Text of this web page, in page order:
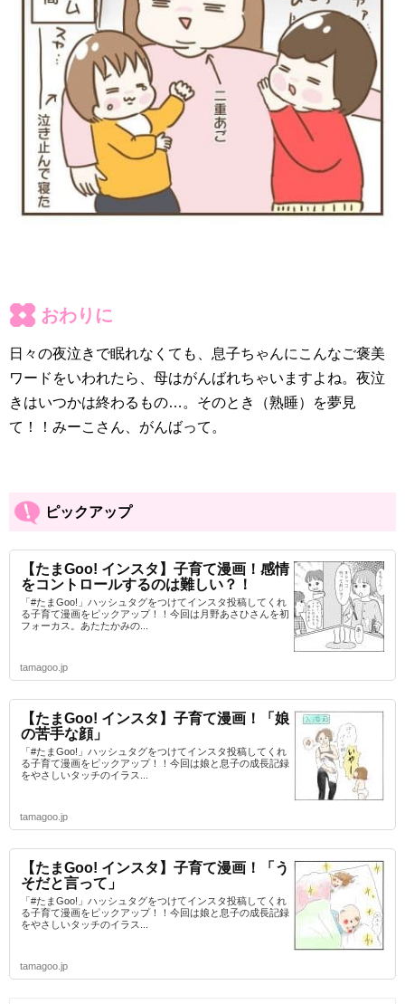
おわりに
日々の夜泣きで眠れなくても、息子ちゃんにこんなご褒美
ワードをいわれたら、母はがんばれちゃいますよね。夜泣
きはいつかは終わるもの…。そのとき（熟睡）を夢見
て！！みーこさん、がんばって。
ピックアップ
【たまGoo! インスタ】子育て漫画！感情
をコントロールするのは難しい？！
「#たまGoo!」ハッシュタグをつけてインスタ投稿してくれ
る子育て漫画をピックアップ！！今回は月野あさひさんを初
フォーカス。あたたかみの...
tamagoo.jp
【たまGoo! インスタ】子育て漫画！「娘
の苦手な顔」
「#たまGoo!」ハッシュタグをつけてインスタ投稿してくれ
る子育て漫画をピックアップ！！今回は娘と息子の成長記録
をやさしいタッチのイラス...
tamagoo.jp
【たまGoo! インスタ】子育て漫画！「う
そだと言って」
「#たまGoo!」ハッシュタグをつけてインスタ投稿してくれ
る子育て漫画をピックアップ！！今回は娘と息子の成長記録
をやさしいタッチのイラス...
tamagoo.jp